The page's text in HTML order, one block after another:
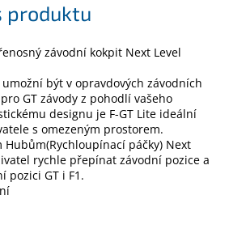
produktu
závodní kokpit Next Level
být v opravdových závodních
GT závody z pohodlí vašeho
designu je F-GT Lite ideální
s omezeným prostorem.
páčky) Next
rychle přepínat závodní pozice a
pozici GT i F1.